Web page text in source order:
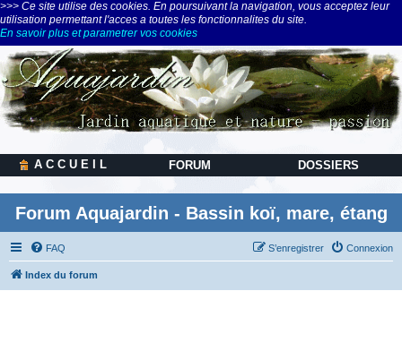
>>> Ce site utilise des cookies. En poursuivant la navigation, vous acceptez leur
utilisation permettant l'acces a toutes les fonctionnalites du site.
En savoir plus et parametrer vos cookies
A C C U E I L FORUM DOSSIERS
Forum Aquajardin - Bassin koï, mare, étang
FAQ Connexion
S’enregistrer
Index du forum